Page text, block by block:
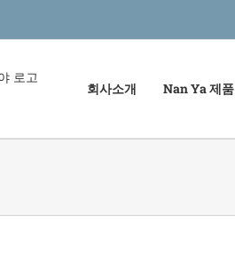
회사소개 Nan Ya 제품